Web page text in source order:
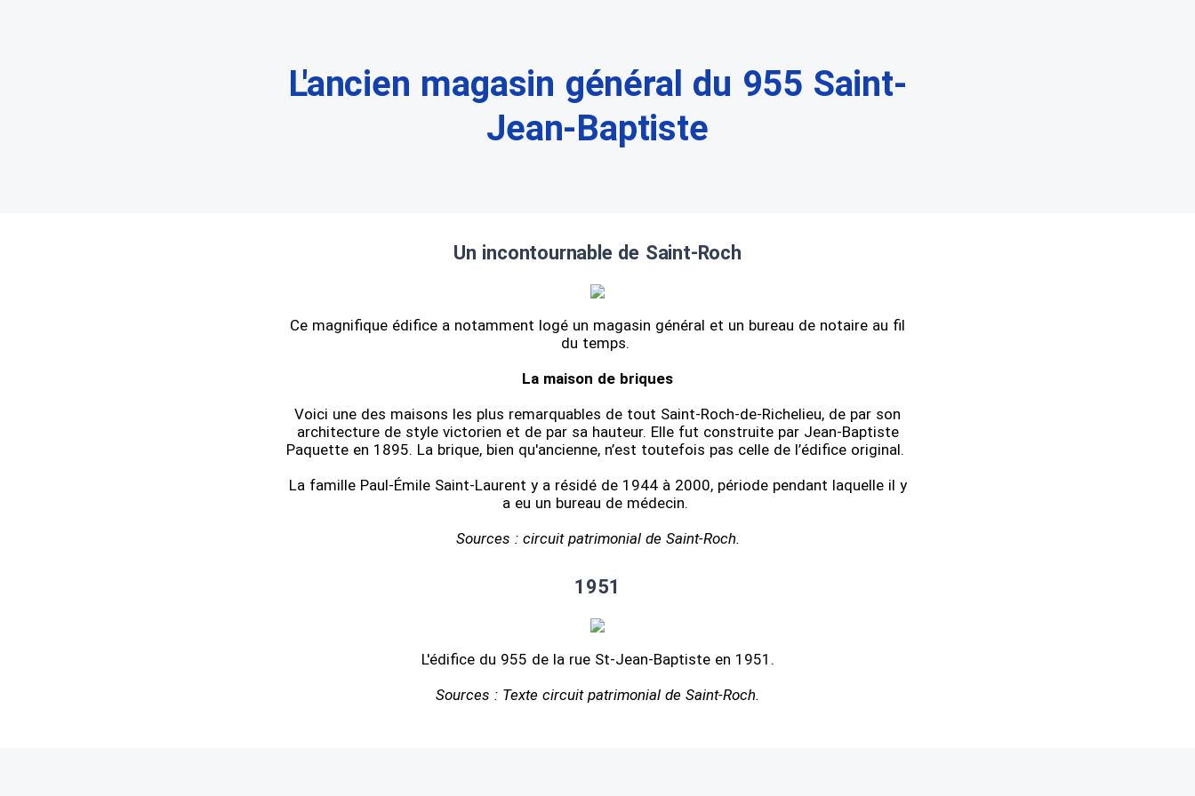
L'ancien magasin général du 955 Saint-
Jean-Baptiste
Un incontournable de Saint-Roch
Ce magnifique édifice a notamment logé un magasin général et un bureau de notaire au fil
du temps.
La maison de briques
Voici une des maisons les plus remarquables de tout Saint-Roch-de-Richelieu, de par son
architecture de style victorien et de par sa hauteur. Elle fut construite par Jean-Baptiste
Paquette en 1895. La brique, bien qu'ancienne, n’est toutefois pas celle de l’édifice original.
La famille Paul-Émile Saint-Laurent y a résidé de 1944 à 2000, période pendant laquelle il y
a eu un bureau de médecin.
Sources : circuit patrimonial de Saint-Roch.
1951
L'édifice du 955 de la rue St-Jean-Baptiste en 1951.
Sources : Texte circuit patrimonial de Saint-Roch.